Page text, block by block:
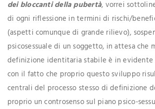
dei bloccanti della pubertà, vorrei
di ogni riflessione in termini di rischi/
(aspetti comunque di grande rilievo),
psicosessuale di un soggetto, in attesa che
definizione identitaria stabile è in evidente
con il fatto che proprio questo sviluppo
centrali del processo stesso di definizione
proprio un controsenso sul piano psico-